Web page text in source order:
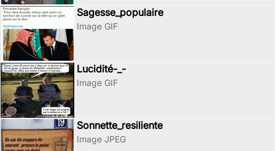
Sagesse_populaire
Image GIF
Lucidité-_-
Image GIF
Sonnette_resiliente
Image JPEG